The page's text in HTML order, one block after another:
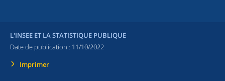
L'INSEE ET LA STATISTIQUE PUBLIQUE
Date de publication : 11/10/2022
Imprimer